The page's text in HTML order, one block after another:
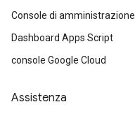
Console di amministrazione
Dashboard Apps Script
console Google Cloud
Assistenza